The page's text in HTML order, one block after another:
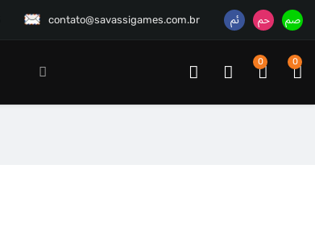
contato@savassigames.com.br
0
0